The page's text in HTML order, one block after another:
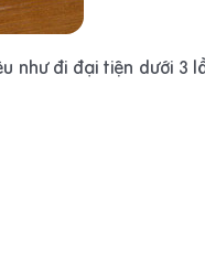
như đi đại tiện dưới 3